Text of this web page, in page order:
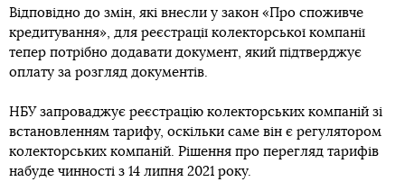
Відповідно до змін, які внесли у закон «Про споживче
кредитування», для реєстрації колекторської компанії
тепер потрібно додавати документ, який підтверджує
оплату за розгляд документів.
НБУ запроваджує реєстрацію колекторських компаній зі
встановленням тарифу, оскільки саме він є регулятором
колекторських компаній. Рішення про перегляд тарифів
набуде чинності з 14 липня 2021 року.